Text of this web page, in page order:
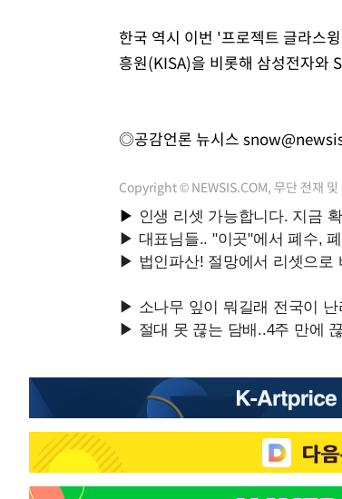
한국 역시 이번 '프로젝트 글라스
흥원(KISA)을 비롯해 삼성전자와
◎공감언론 뉴시스
Copyright © NEWSIS.COM, 무단 전재 및